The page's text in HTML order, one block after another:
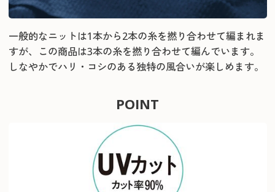
一般的なニットは1本から2本の糸を撚り合わせて編まれま
すが、この商品は3本の糸を撚り合わせて編んでいます。
しなやかでハリ・コシのある独特の風合いが楽しめます。
POINT